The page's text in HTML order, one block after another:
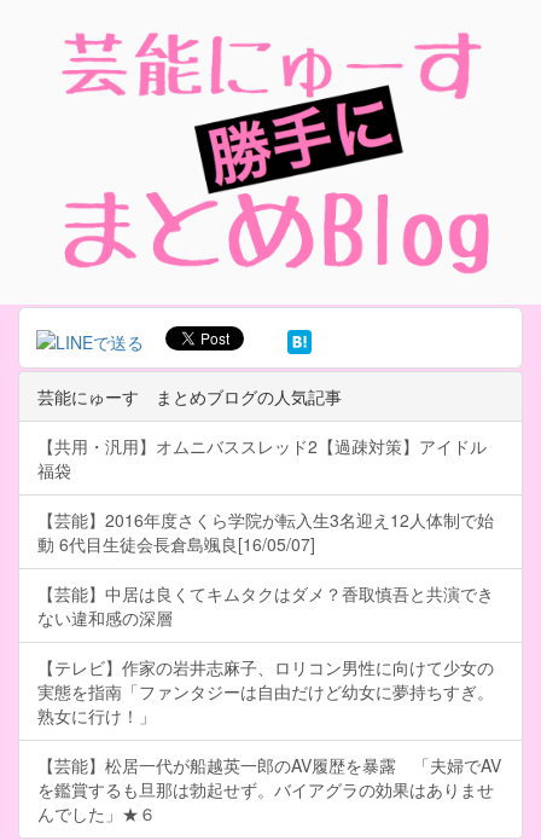
芸能にゅーす まとめブログの人気記事
【共用・汎用】オムニバススレッド2【過疎対策】アイドル
福袋
【芸能】2016年度さくら学院が転入生3名迎え12人体制で始
動 6代目生徒会長倉島颯良[16/05/07]
【芸能】中居は良くてキムタクはダメ？香取慎吾と共演でき
ない違和感の深層
【テレビ】作家の岩井志麻子、ロリコン男性に向けて少女の
実態を指南「ファンタジーは自由だけど幼女に夢持ちすぎ。
熟女に行け！」
【芸能】松居一代が船越英一郎のAV履歴を暴露 「夫婦でAV
を鑑賞するも旦那は勃起せず。バイアグラの効果はありませ
んでした」★６